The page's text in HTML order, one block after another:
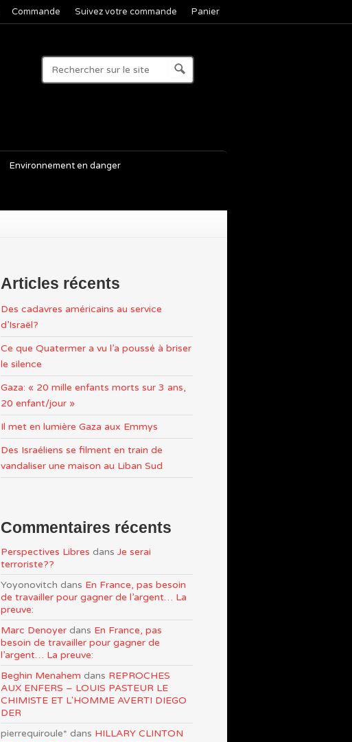
Commande Suivez votre commande Panier
Environnement en danger
Articles récents
Des cadavres américains au service
d’Israël?
Ce que Quatermer a vu l’a poussé à briser
le silence
Gaza: « 20 mille enfants morts sur 3 ans,
20 enfant/jour »
Il met en lumière Gaza aux Emmys
Des Israéliens se filment en train de
vandaliser une maison au Liban Sud
Commentaires récents
Perspectives Libres dans Je serai
terroriste??
Yoyonovitch dans En France, pas besoin
de travailler pour gagner de l’argent… La
preuve:
Marc Denoyer dans En France, pas
besoin de travailler pour gagner de
l’argent… La preuve:
Beghin Menahem dans REPROCHES
AUX ENFERS – LOUIS PASTEUR LE
CHIMISTE ET L'HOMME AVERTI DIEGO
DER
pierrequiroule* dans HILLARY CLINTON